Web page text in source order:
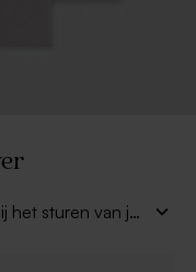
het sturen van je